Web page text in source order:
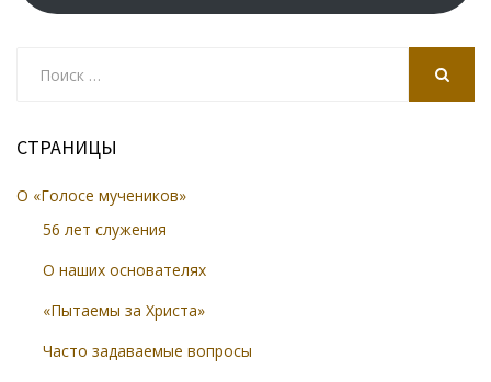
СТРАНИЦЫ
О «Голосе мучеников»
56 лет служения
О наших основателях
«Пытаемы за Христа»
Часто задаваемые вопросы